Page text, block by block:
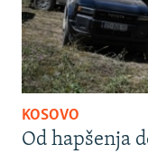
KOSOVO
Od hapšenja